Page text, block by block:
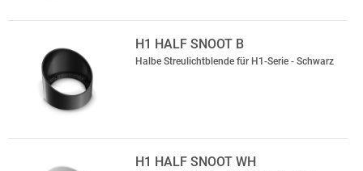
H1 HALF SNOOT B
Halbe Streulichtblende für H1-Serie - Schwarz
H1 HALF SNOOT WH